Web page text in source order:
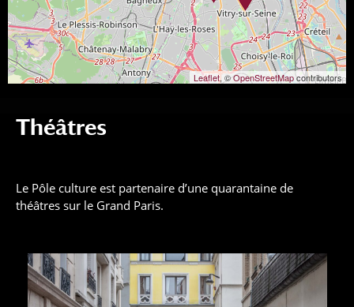
Leaflet, ©OpenStreetMapcontributors
Théâtres
Le Pôle culture est partenaire d’une quarantaine de
théâtres sur le Grand Paris.